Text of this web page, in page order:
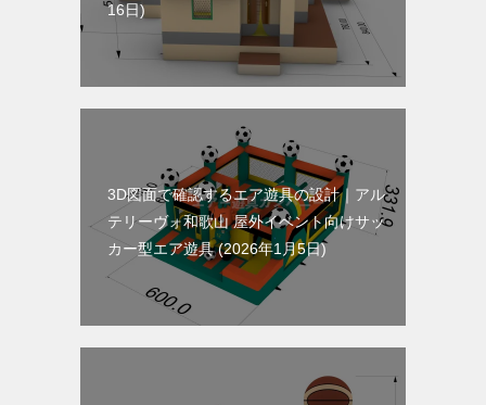
16日
3D図面で確認するエア遊具の設計｜アル
テリーヴォ和歌山 屋外イベント向けサッ
カー型エア遊具 2026年1月5日